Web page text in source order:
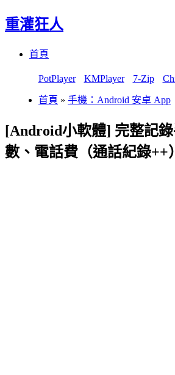
重灌狂人
首頁
PotPlayer KMPlayer 7-Zip
首頁 » 手機：Android 安卓 App
[Android小軟體] 完整記
數、電話費（通話紀錄++）